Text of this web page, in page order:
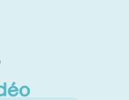
pour la